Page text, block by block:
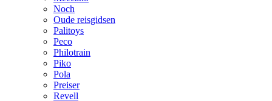
Noch
Oude reisgidsen
Palitoys
Peco
Philotrain
Piko
Pola
Preiser
Revell